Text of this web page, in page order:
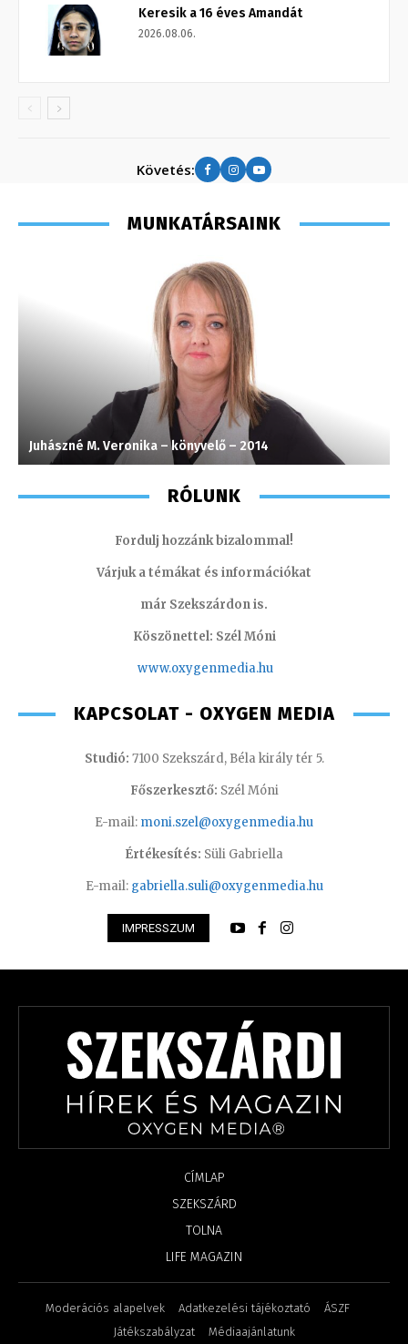
Keresik a 16 éves Amandát
2026.08.06.
Követés:
MUNKATÁRSAINK
Juhászné M. Veronika – könyvelő – 2014
RÓLUNK
Fordulj hozzánk bizalommal!
Várjuk a témákat és információkat
már Szekszárdon is.
Köszönettel: Szél Móni
www.oxygenmedia.hu
KAPCSOLAT - OXYGEN MEDIA
Studió: 7100 Szekszárd, Béla király tér 5.
Főszerkesztő: Szél Móni
E-mail: moni.szel@oxygenmedia.hu
Értékesítés: Süli Gabriella
E-mail: gabriella.suli@oxygenmedia.hu
IMPRESSZUM
CÍMLAP
SZEKSZÁRD
TOLNA
LIFE MAGAZIN
Moderációs alapelvek Adatkezelési tájékoztató
ÁSZF
Játékszabályzat
Médiaajánlatunk